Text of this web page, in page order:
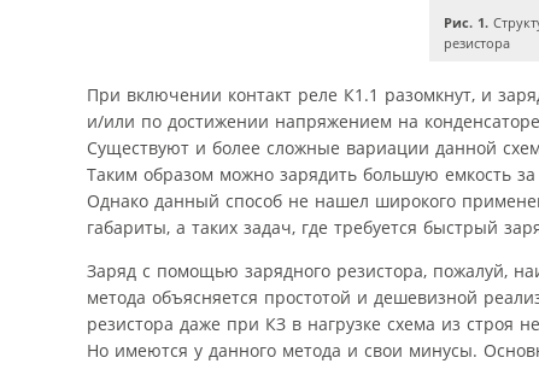
Рис. 1.
резистора
При включении контакт реле К1.1 разомкнут, и
и/или по достижении напряжением на
Существуют и более сложные вариации данной
Таким образом можно зарядить большую емкость
Однако данный способ не нашел широкого
габариты, а таких задач, где требуется быстрый
Заряд с помощью зарядного резистора, пожалуй,
метода объясняется простотой и дешевизной
резистора даже при КЗ в нагрузке схема из строя
Но имеются у данного метода и свои минусы.